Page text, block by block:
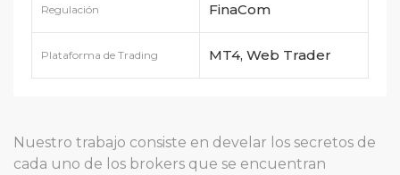
Regulación FinaCom
Plataforma de Trading MT4, Web Trader
Nuestro trabajo consiste en develar los secretos de
cada uno de los brokers que se encuentran